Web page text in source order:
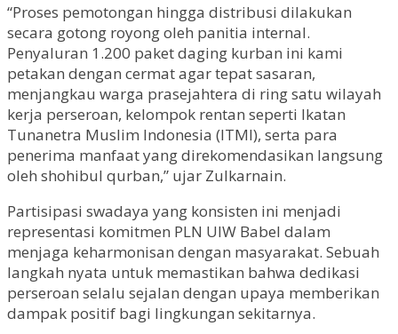
“Proses pemotongan hingga distribusi dilakukan
secara gotong royong oleh panitia internal.
Penyaluran 1.200 paket daging kurban ini kami
petakan dengan cermat agar tepat sasaran,
menjangkau warga prasejahtera di ring satu wilayah
kerja perseroan, kelompok rentan seperti Ikatan
Tunanetra Muslim Indonesia (ITMI), serta para
penerima manfaat yang direkomendasikan langsung
oleh shohibul qurban,” ujar Zulkarnain.
Partisipasi swadaya yang konsisten ini menjadi
representasi komitmen PLN UIW Babel dalam
menjaga keharmonisan dengan masyarakat. Sebuah
langkah nyata untuk memastikan bahwa dedikasi
perseroan selalu sejalan dengan upaya memberikan
dampak positif bagi lingkungan sekitarnya.